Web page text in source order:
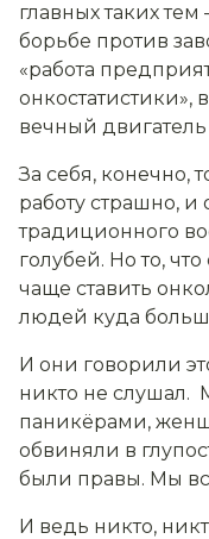
главных таких тем
борьбе против
«работа
онкостатистики»,
вечный двигатель
За себя, конечно,
работу страшно, и
традиционного
голубей. Но то,
чаще ставить
людей куда
И они говорили
никто не слушал.
паникёрами,
обвиняли в
были правы. Мы
И ведь никто,